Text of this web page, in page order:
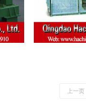
上一页